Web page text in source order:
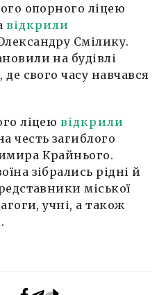
опорного ліцею
відкрили
Смілику.
на будівлі
свого часу навчався
ліцею відкрили
честь загиблого
Крайнього.
зібрались рідні й
міської
учні, а також